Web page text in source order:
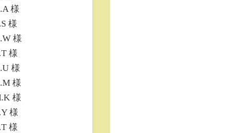
様
様
様
様
様
様
様
様
様